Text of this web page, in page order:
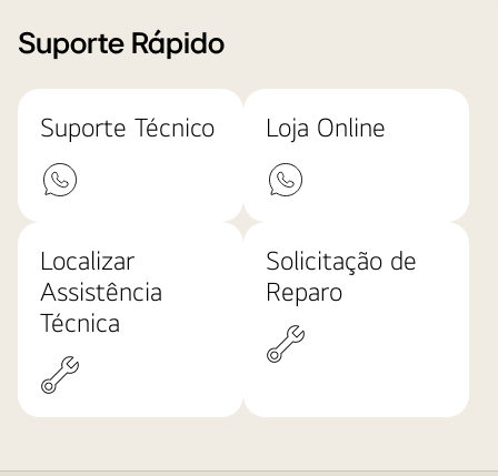
Suporte Rápido
Suporte Técnico Loja Online
Localizar
Assistência
Técnica
Solicitação de
Reparo